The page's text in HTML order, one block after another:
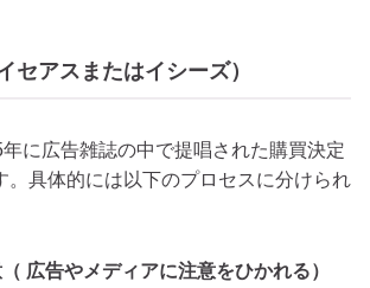
セアスまたはイシーズ）
に広告雑誌の中で提唱された購買決定
。具体的には以下のプロセスに分けられ
広告やメディアに注意をひかれる）